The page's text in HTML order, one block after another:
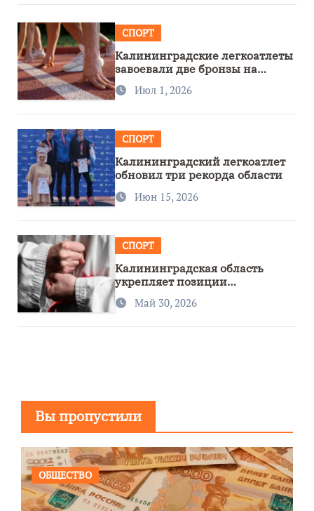
СПОРТ
Калининградские легкоатлеты
завоевали две бронзы на
первенстве России
Июл 1, 2026
СПОРТ
Калининградский легкоатлет
обновил три рекорда области
Июн 15, 2026
СПОРТ
Калининградская область
укрепляет позиции
спортивного региона
Май 30, 2026
Вы пропустили
ОБЩЕСТВО